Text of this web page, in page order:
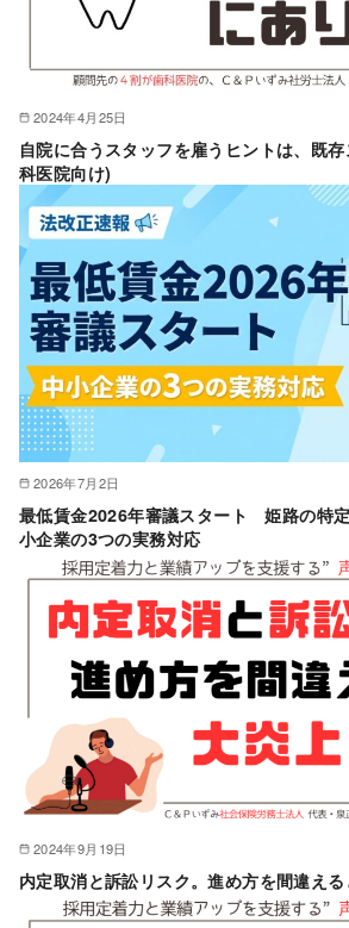
2024年4月25日
自院に合うスタッフを雇うヒントは、既
科医院向け)
2026年7月2日
最低賃金2026年審議スタート 姫路の特
小企業の3つの実務対応
2024年9月19日
内定取消と訴訟リスク。進め方を間違え